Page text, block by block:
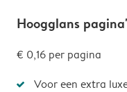
Hoogglans
€ 0,16 per pagina
Voor een extra